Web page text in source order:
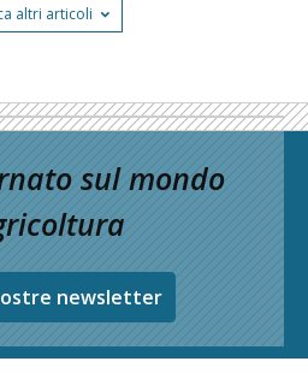
altri articoli
sul mondo
newsletter